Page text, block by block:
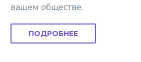
вашем обществе.
ПОДРОБНЕЕ